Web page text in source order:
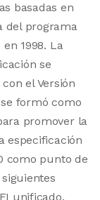
basadas en
del programa
1998. La
se
el Versión
se formó como
promover la
especificación
como punto de
unificado.